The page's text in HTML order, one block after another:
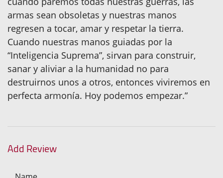
armas sean obsoletas y nuestras manos
regresen a tocar, amar y respetar la tierra.
Cuando nuestras manos guiadas por la
“Inteligencia Suprema”, sirvan para construir,
sanar y aliviar a la humanidad no para
destruirnos unos a otros, entonces viviremos en
perfecta armonía. Hoy podemos empezar.”
Add Review